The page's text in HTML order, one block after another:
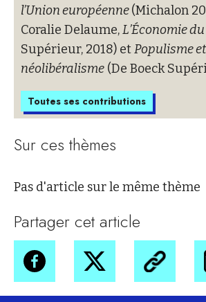
l’Union européenne(Michalon
Coralie Delaume,L’Économie
Supérieur, 2018) etPopulisme et
néolibéralisme (De Boeck
Toutes ses contributions
Sur ces thèmes
Pas d'article sur le même thème
Partager cet article